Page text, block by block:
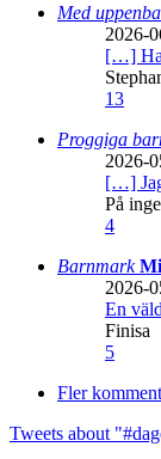
Med
2026-
[…]
13
Proggiga
2026-
[…]
På
4
Barnmark
2026-
En
Finisa
5
Fler
Tweets about